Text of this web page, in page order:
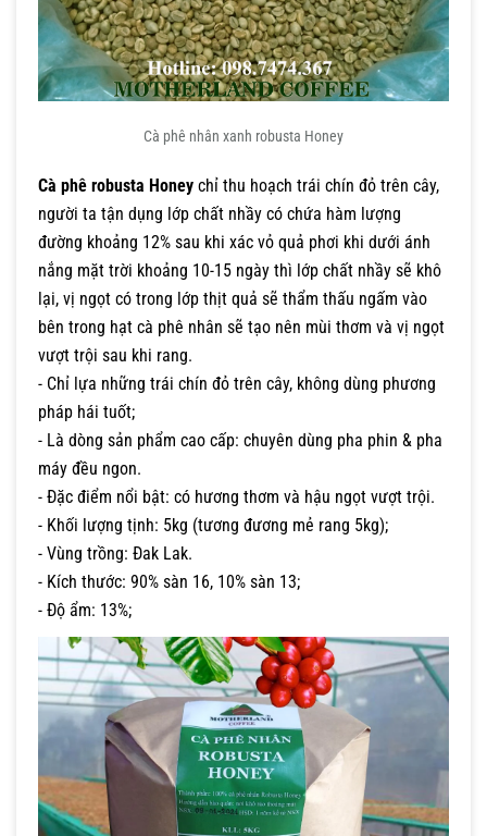
Cà phê nhân xanh robusta Honey
Cà phê robusta Honey chỉ thu hoạch trái chín đỏ trên cây,
người ta tận dụng lớp chất nhầy có chứa hàm lượng
đường khoảng 12% sau khi xác vỏ quả phơi khi dưới ánh
nắng mặt trời khoảng 10-15 ngày thì lớp chất nhầy sẽ khô
lại, vị ngọt có trong lớp thịt quả sẽ thẩm thấu ngấm vào
bên trong hạt cà phê nhân sẽ tạo nên mùi thơm và vị ngọt
vượt trội sau khi rang.
- Chỉ lựa những trái chín đỏ trên cây, không dùng phương
pháp hái tuốt;
- Là dòng sản phẩm cao cấp: chuyên dùng pha phin & pha
máy đều ngon.
- Đặc điểm nổi bật: có hương thơm và hậu ngọt vượt trội.
- Khối lượng tịnh: 5kg (tương đương mẻ rang 5kg);
- Vùng trồng: Đak Lak.
- Kích thước: 90% sàn 16, 10% sàn 13;
- Độ ẩm: 13%;